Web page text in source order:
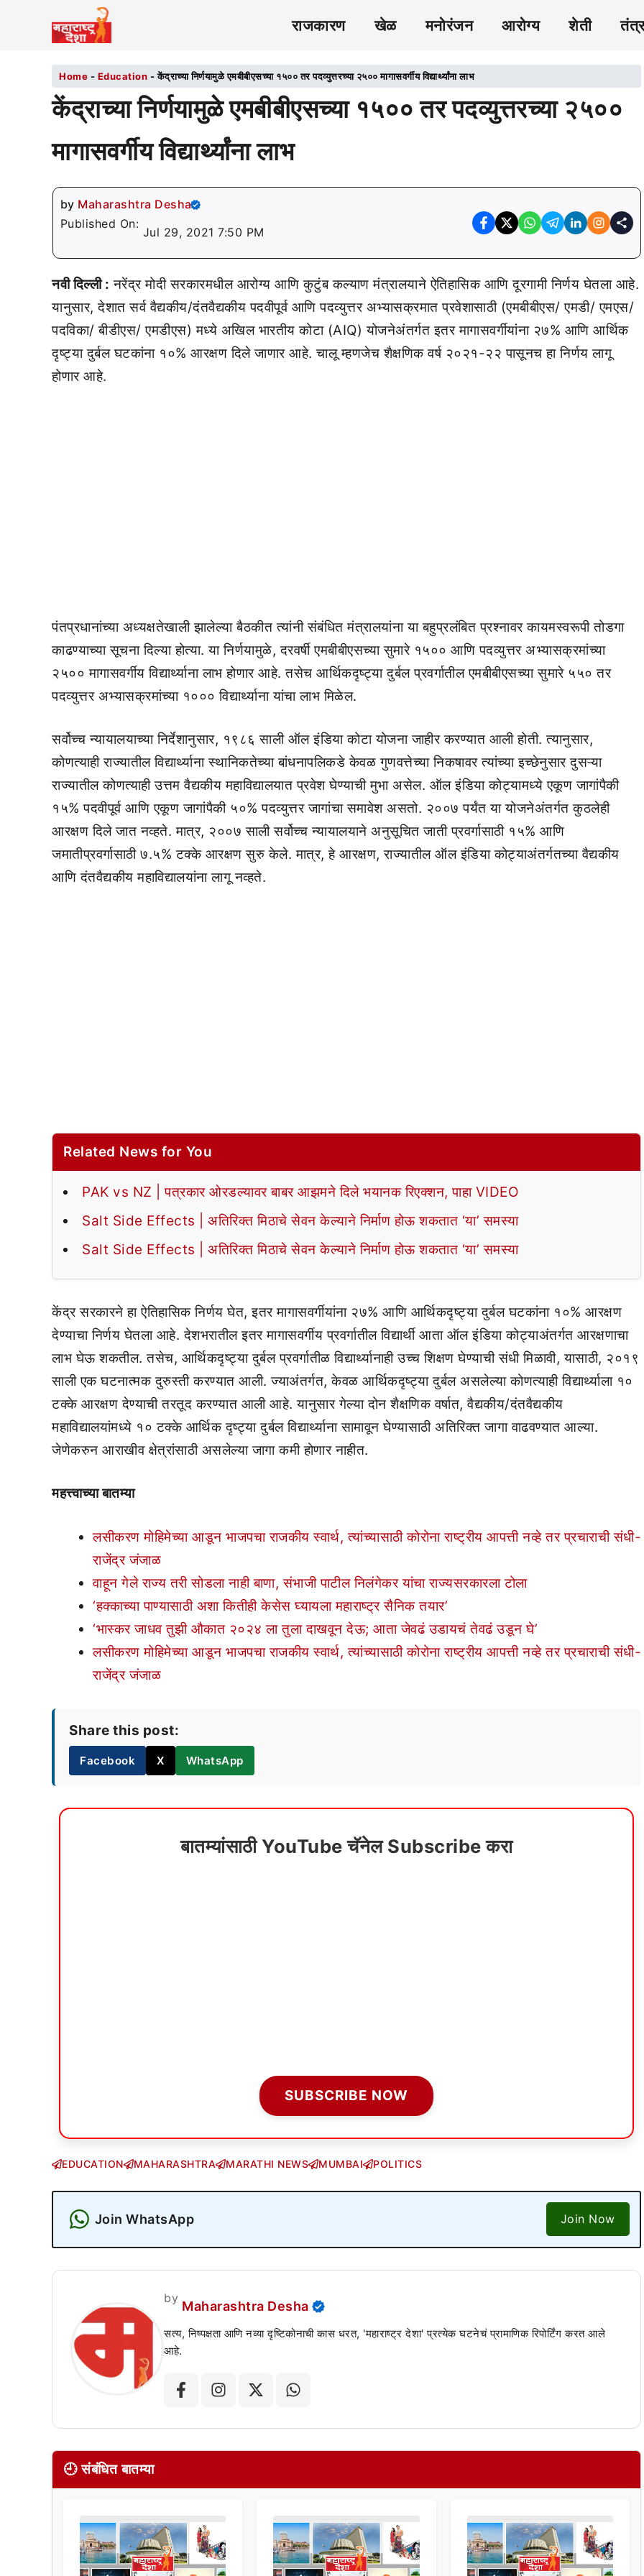
राजकारण खेळ मनोरंजन आरोग्य शेती
Home - Education -केंद्राच्या निर्णयामुळे एमबीबीएसच्या १५०० तर पदव्युत्तरच्या २५०० मागासवर्गीय विद्यार्थ्यांना लाभ
केंद्राच्या निर्णयामुळे एमबीबीएसच्या १५०० तर पदव्युत्तरच्या २५००
मागासवर्गीय विद्यार्थ्यांना लाभ
by Maharashtra Desha
Published On:
Jul 29, 2021 7:50 PM
नवी दिल्ली : नरेंद्र मोदी सरकारमधील आरोग्य आणि कुटुंब कल्याण मंत्रालयाने ऐतिहासिक आणि दूरगामी निर्णय घेतला आहे.
यानुसार, देशात सर्व वैद्यकीय/दंतवैद्यकीय पदवीपूर्व आणि पदव्युत्तर अभ्यासक्रमात प्रवेशासाठी (एमबीबीएस/ एमडी/ एमएस/
पदविका/ बीडीएस/ एमडीएस) मध्ये अखिल भारतीय कोटा (AIQ) योजनेअंतर्गत इतर मागासवर्गीयांना २७% आणि आर्थिक
दृष्ट्या दुर्बल घटकांना १०% आरक्षण दिले जाणार आहे. चालू म्हणजेच शैक्षणिक वर्ष २०२१-२२ पासूनच हा निर्णय लागू
होणार आहे.
पंतप्रधानांच्या अध्यक्षतेखाली झालेल्या बैठकीत त्यांनी संबंधित मंत्रालयांना या बहुप्रलंबित प्रश्नावर कायमस्वरूपी तोडगा
काढण्याच्या सूचना दिल्या होत्या. या निर्णयामुळे, दरवर्षी एमबीबीएसच्या सुमारे १५०० आणि पदव्युत्तर अभ्यासक्रमांच्या
२५०० मागासवर्गीय विद्यार्थ्याना लाभ होणार आहे. तसेच आर्थिकदृष्ट्या दुर्बल प्रवर्गातील एमबीबीएसच्या सुमारे ५५० तर
पदव्युत्तर अभ्यासक्रमांच्या १००० विद्यार्थ्याना यांचा लाभ मिळेल.
सर्वोच्च न्यायालयाच्या निर्देशानुसार, १९८६ साली ऑल इंडिया कोटा योजना जाहीर करण्यात आली होती. त्यानुसार,
कोणत्याही राज्यातील विद्यार्थ्याना स्थानिकतेच्या बांधनापलिकडे केवळ गुणवत्तेच्या निकषावर त्यांच्या इच्छेनुसार दुसऱ्या
राज्यातील कोणत्याही उत्तम वैद्यकीय महाविद्यालयात प्रवेश घेण्याची मुभा असेल. ऑल इंडिया कोट्यामध्ये एकूण जागांपैकी
१५% पदवीपूर्व आणि एकूण जागांपैकी ५०% पदव्युत्तर जागांचा समावेश असतो. २००७ पर्यंत या योजनेअंतर्गत कुठलेही
आरक्षण दिले जात नव्हते. मात्र, २००७ साली सर्वोच्च न्यायालयाने अनुसूचित जाती प्रवर्गासाठी १५% आणि
जमातीप्रवर्गासाठी ७.५% टक्के आरक्षण सुरु केले. मात्र, हे आरक्षण, राज्यातील ऑल इंडिया कोट्याअंतर्गतच्या वैद्यकीय
आणि दंतवैद्यकीय महाविद्यालयांना लागू नव्हते.
Related News for You
PAK vs NZ | पत्रकार ओरडल्यावर बाबर आझमने दिले भयानक रिएक्शन, पाहा VIDEO
Salt Side Effects | अतिरिक्त मिठाचे सेवन केल्याने निर्माण होऊ शकतात ‘या’ समस्या
Salt Side Effects | अतिरिक्त मिठाचे सेवन केल्याने निर्माण होऊ शकतात ‘या’ समस्या
केंद्र सरकारने हा ऐतिहासिक निर्णय घेत, इतर मागासवर्गीयांना २७% आणि आर्थिकदृष्ट्या दुर्बल घटकांना १०% आरक्षण
देण्याचा निर्णय घेतला आहे. देशभरातील इतर मागासवर्गीय प्रवर्गातील विद्यार्थी आता ऑल इंडिया कोट्याअंतर्गत आरक्षणाचा
लाभ घेऊ शकतील. तसेच, आर्थिकदृष्ट्या दुर्बल प्रवर्गातीळ विद्यार्थ्यानाही उच्च शिक्षण घेण्याची संधी मिळावी, यासाठी, २०१९
साली एक घटनात्मक दुरुस्ती करण्यात आली. ज्याअंतर्गत, केवळ आर्थिकदृष्ट्या दुर्बल असलेल्या कोणत्याही विद्यार्थ्याला १०
टक्के आरक्षण देण्याची तरतूद करण्यात आली आहे. यानुसार गेल्या दोन शैक्षणिक वर्षात, वैद्यकीय/दंतवैद्यकीय
महाविद्यालयांमध्ये १० टक्के आर्थिक दृष्ट्या दुर्बल विद्यार्थ्याना सामावून घेण्यासाठी अतिरिक्त जागा वाढवण्यात आल्या.
जेणेकरुन आराखीव क्षेत्रांसाठी असलेल्या जागा कमी होणार नाहीत.
महत्त्वाच्या बातम्या
लसीकरण मोहिमेच्या आडून भाजपचा राजकीय स्वार्थ, त्यांच्यासाठी कोरोना राष्ट्रीय आपत्ती नव्हे तर प्रचाराची संधी-
राजेंद्र जंजाळ
वाहून गेले राज्य तरी सोडला नाही बाणा, संभाजी पाटील निलंगेकर यांचा राज्यसरकारला टोला
‘हक्काच्या पाण्यासाठी अशा कितीही केसेस घ्यायला महाराष्ट्र सैनिक तयार’
‘भास्कर जाधव तुझी औकात २०२४ ला तुला दाखवून देऊ; आता जेवढं उडायचं तेवढं उडून घे’
लसीकरण मोहिमेच्या आडून भाजपचा राजकीय स्वार्थ, त्यांच्यासाठी कोरोना राष्ट्रीय आपत्ती नव्हे तर प्रचाराची संधी-
राजेंद्र जंजाळ
Share this post:
Facebook X WhatsApp
बातम्यांसाठी YouTube चॅनेल Subscribe करा
SUBSCRIBE NOW
EDUCATION MAHARASHTRA MARATHI NEWS MUMBAI POLITICS
Join WhatsApp Join Now
by
Maharashtra Desha
सत्य, निष्पक्षता आणि नव्या दृष्टिकोनाची कास धरत, 'महाराष्ट्र देशा' प्रत्येक घटनेचं प्रामाणिक रिपोर्टिंग करत आले
आहे.
🕘 संबंधित बातम्या